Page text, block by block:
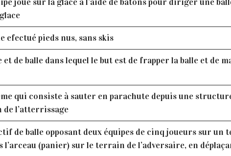
efectué pieds nus, sans skis
et de balle dans lequel le but est de frapper la balle et
qui consiste à sauter en parachute depuis une
de l’atterrissage
de balle opposant deux équipes de cinq joueurs sur
l’arceau (panier) sur le terrain de l’adversaire, en